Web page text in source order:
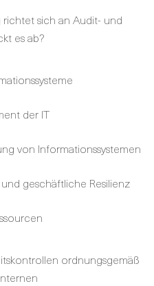
richtet sich an Audit- und
es ab?
der IT
von Informationssystemen
geschäftliche Resilienz
ordnungsgemäß